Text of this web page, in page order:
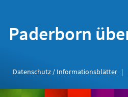
Paderborn
Datenschutz / Informationsblätter